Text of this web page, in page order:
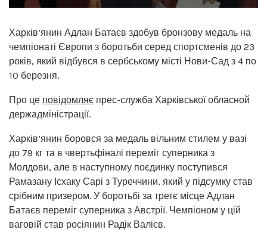
Харків’янин Адлан Батаєв здобув бронзову медаль на
чемпіонаті Європи з боротьби серед спортсменів до 23
років, який відбувся в сербському місті Нови-Сад з 4 по
10 березня.
Про це повідомляє прес-служба Харківської обласной
держадміністрації.
Харків’янин боровся за медаль вільним стилем у вазі
до 79 кг та в чвертьфіналі переміг суперника з
Молдови, але в наступному поєдинку поступився
Рамазану Ісхаку Сарі з Туреччини, який у підсумку став
срібним призером. У боротьбі за третє місце Адлан
Батаєв переміг суперника з Австрії. Чемпіоном у цій
ваговій став росіянин Радік Валієв.